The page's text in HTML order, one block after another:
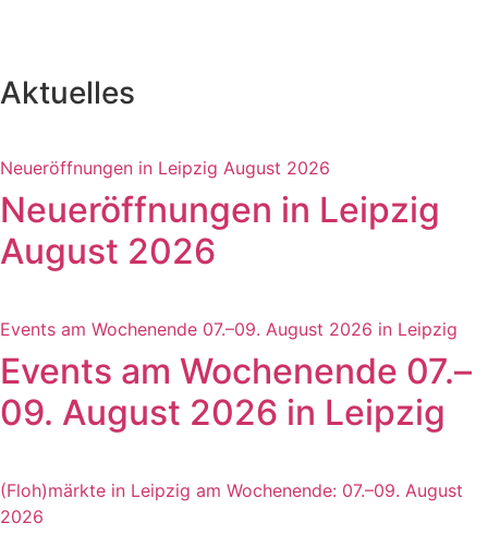
Aktuelles
Neueröffnungen in Leipzig August 2026
Neueröffnungen in Leipzig
August 2026
Events am Wochenende 07.–09. August 2026 in Leipzig
Events am Wochenende 07.–
09. August 2026 in Leipzig
(Floh)märkte in Leipzig am Wochenende: 07.–09. August
2026